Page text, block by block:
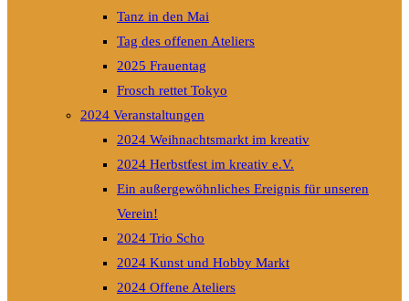
Tanz in den Mai
Tag des offenen Ateliers
2025 Frauentag
Frosch rettet Tokyo
2024 Veranstaltungen
2024 Weihnachtsmarkt im kreativ
2024 Herbstfest im kreativ e.V.
Ein außergewöhnliches Ereignis für unseren
Verein!
2024 Trio Scho
2024 Kunst und Hobby Markt
2024 Offene Ateliers